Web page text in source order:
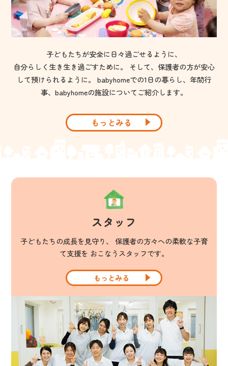
子どもたちが安全に日々過ごせるように、
自分らしく生き生き過ごすために。 そして、保護者の方が安心
して預けられるように。 babyhomeでの1日の暮らし、年間行
事、babyhomeの施設についてご紹介します。
もっとみる
スタッフ
子どもたちの成長を見守り、 保護者の方々への柔軟な子育
て支援を おこなうスタッフです。
もっとみる